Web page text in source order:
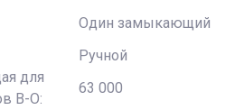
Один замыкающий
Ручной
для
В-О:
63 000